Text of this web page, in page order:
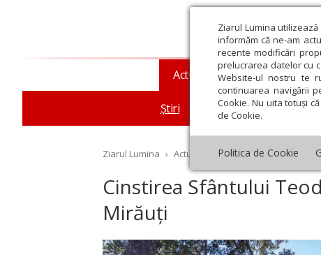
Ziarul Lumina
informăm că ne-am
recente modificări
prelucrarea datelor cu
Website-ul nostru te
continuarea navigării
Cookie. Nu uita totuși
de Cookie.
Politica de Cookie
Actualitate religioasă
Știri Mesaje și cuvântări
Ziarul Lumina › Actualitate religioasă › Știri ›
Cinstirea Sfântului
Mirăuți
Noiembrie